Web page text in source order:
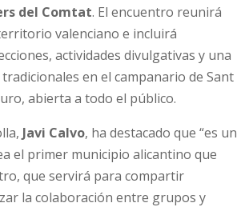
del Comtat. El encuentro reunirá
valenciano e incluirá
actividades divulgativas y una
en el campanario de Sant
abierta a todo el público.
Javi Calvo, ha destacado que “es un
el primer municipio alicantino que
que servirá para compartir
la colaboración entre grupos y